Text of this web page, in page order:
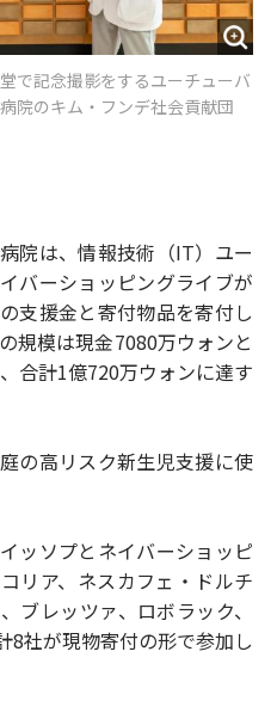
で記念撮影をするユーチューバ
院のキム・フンデ社会貢献団
院は、情報技術（IT）ユー
バーショッピングライブが
支援金と寄付物品を寄付し
規模は現金7080万ウォンと
合計1億720万ウォンに達す
の高リスク新生児支援に使
ッソプとネイバーショッピ
リア、ネスカフェ・ドルチ
ブレッツァ、ロボラック、
8社が現物寄付の形で参加し